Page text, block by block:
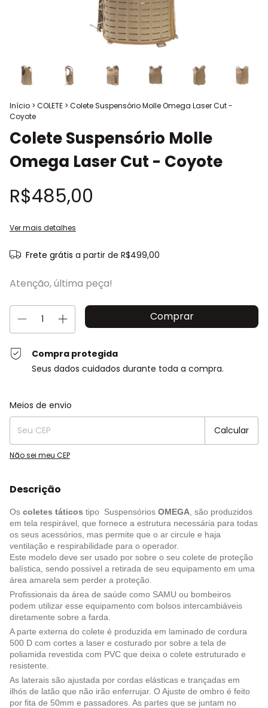
Início > COLETE > Colete Suspensório Molle Omega Laser Cut -
Coyote
Colete Suspensório Molle
Omega Laser Cut - Coyote
R$485,00
Ver mais detalhes
Frete grátis a partir de R$499,00
Atenção, última peça!
Compra protegida
Seus dados cuidados durante toda a compra.
Entregas para o CEP:
Meios de envio
Calcular
Não sei meu CEP
Descrição
Os coletes táticos tipo Suspensórios OMEGA , são produzidos
em tela respirável, que fornece a estrutura necessária para todas
os seus acessórios, mas permite que o ar circule e haja
ventilação e respirabilidade para o operador.
Este modelo deve ser usado por sobre o seu colete de proteção
balística, sendo possível a retirada de seu equipamento em uma
área amarela sem perder a proteção.
Profissionais da área de saúde como SAMU ou bombeiros
podem utilizar esse equipamento com bolsos intercambiáveis
diretamente sobre a farda.
A parte externa do colete é produzida em laminado de cordura
500 D com cortes a laser e costurado por sobre a tela de
poliamida revestida com PVC que deixa o colete estruturado e
resistente.
As laterais são ajustada por cordas elásticas e trançadas em
ilhós de latão que não irão enferrujar. O Ajuste de ombro é feito
por fita de 50mm e passadores. As partes que se juntam no